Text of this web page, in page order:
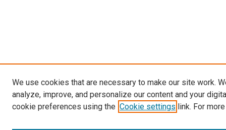
We use cookies that are necessary to make our site work.
analyze, improve, and personalize our content and your
cookie preferences using the Cookie settings link. For